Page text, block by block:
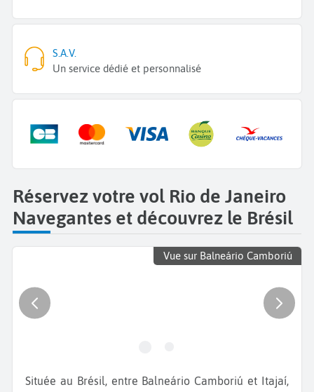
S.A.V.
Un service dédié et personnalisé
Réservez votre vol Rio de Janeiro
Navegantes et découvrez le Brésil
Vue sur Balneário Camboriú
Située au Brésil, entre Balneário Camboriú et Itajaí,